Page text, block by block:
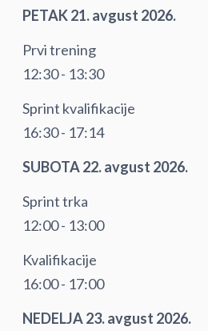
PETAK 21. avgust 2026.
Prvi trening
12:30 - 13:30
Sprint kvalifikacije
16:30 - 17:14
SUBOTA 22. avgust 2026.
Sprint trka
12:00 - 13:00
Kvalifikacije
16:00 - 17:00
NEDELJA 23. avgust 2026.